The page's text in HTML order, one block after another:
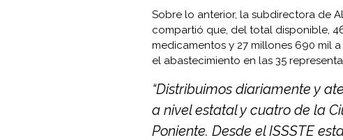
Sobre lo anterior, la subdirectora de
compartió que, del total disponible,
medicamentos y 27 millones 690 mil
el abastecimiento en las 35
“Distribuimos diariamente y
a nivel estatal y cuatro de la
Poniente. Desde el ISSSTE